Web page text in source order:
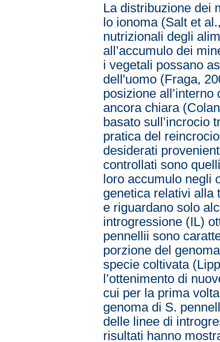
La distribuzione dei
lo ionoma (Salt et
nutrizionali degli
all’accumulo dei
i vegetali possano
dell'uomo (Fraga,
posizione
ancora chiara
basato sull’incrocio
pratica del
desiderati
controllati sono
loro accumulo negli
genetica relativi alla
e riguardano solo
introgressione (IL)
pennellii sono
porzione del
specie coltivata
l’ottenimento di
cui per la prima
genoma di S.
delle linee di
risultati hanno